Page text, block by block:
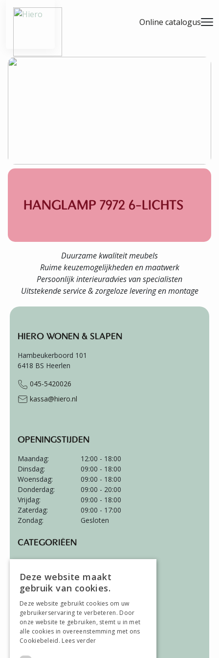
- Home pagina
Online catalogus
HANGLAMP 7972 6-LICHTS
Duurzame kwaliteit meubels
Ruime keuzemogelijkheden en maatwerk
Persoonlijk interieuradvies van specialisten
Uitstekende service & zorgeloze levering en montage
HIERO WONEN & SLAPEN
Hambeukerboord 101
6418 BS Heerlen
045-5420026
kassa@hiero.nl
OPENINGSTIJDEN
Maandag:
12:00 - 18:00
Dinsdag:
09:00 - 18:00
Woensdag:
09:00 - 18:00
Donderdag:
09:00 - 20:00
Vrijdag:
09:00 - 18:00
Zaterdag:
09:00 - 17:00
Zondag:
Gesloten
CATEGORIËEN
Wonen
Slapen
Vloeren
Gordijnen
ALGEMEEN
Vacatures
Wooninspiratie
Over ons
Deze website maakt
gebruik van cookies.
Deze website gebruikt cookies om uw
gebruikerservaring te verbeteren. Door
onze website te gebruiken, stemt u in met
alle cookies in overeenstemming met ons
Cookiebeleid. Lees verder